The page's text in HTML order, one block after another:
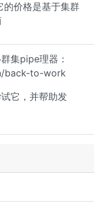
的价格是基于集群
集pipe理器：
back-to-work
它，并帮助发